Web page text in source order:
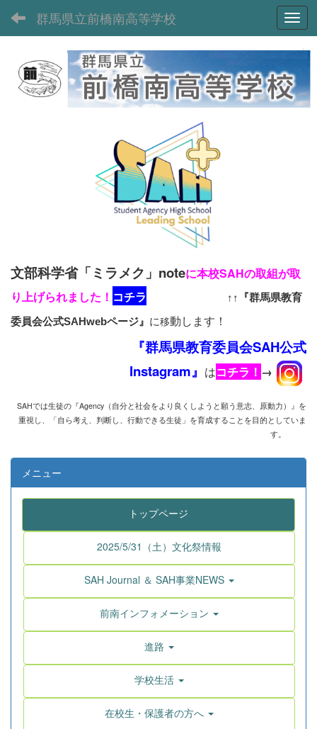
群馬県立前橋南高等学校
文部科学省「ミラメク」noteに本校SAHの取組が取
り上げられました！ コチラ ↑↑『群馬県教育
委員会公式SAHwebページ』 に移動します！
『群馬県教育委員会SAH公式
Instagram』 はコチラ！ →
SAHでは生徒の『Agency （自分と社会をより良くしようと願う意志、原動力）』を
重視し、
「自ら考え、判断し、行動できる生徒」を育成することを目的としていま
す。
メニュー
トップページ
2025/5/31（土）文化祭情報
SAH Journal ＆ SAH事業NEWS
前南インフォメーション
進路
学校生活
在校生・保護者の方へ